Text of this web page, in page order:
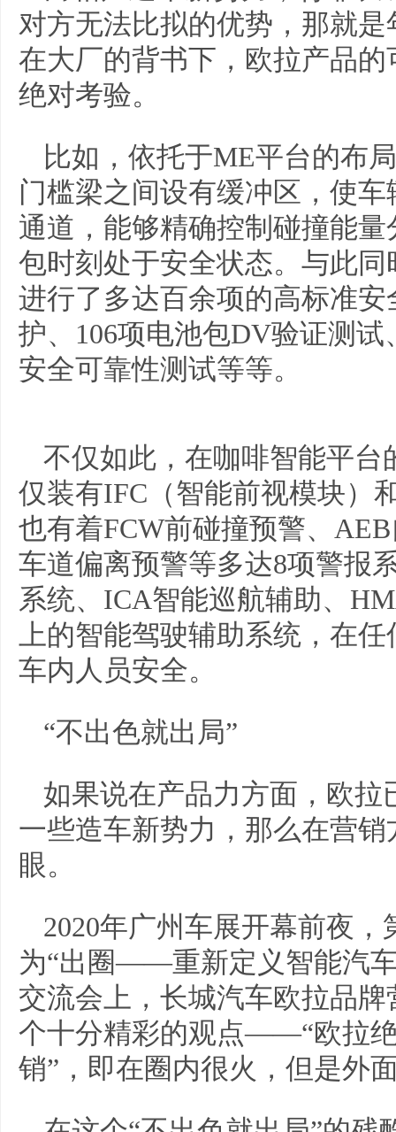
对方无法比拟的优势，那就
在大厂的背书下，欧拉产品
绝对考验。
比如，依托于ME平台的布
门槛梁之间设有缓冲区，使
通道，能够精确控制碰撞能
包时刻处于安全状态。与此
进行了多达百余项的高标准
护、106项电池包DV验证测
安全可靠性测试等等。
不仅如此，在咖啡智能平
仅装有IFC（智能前视模块）
也有着FCW前碰撞预警、
车道偏离预警等多达8项警报
系统、ICA智能巡航辅助、
上的智能驾驶辅助系统，在
车内人员安全。
“不出色就出局”
如果说在产品力方面，欧
一些造车新势力，那么在营
眼。
2020年广州车展开幕前夜
为“出圈——重新定义智能汽
交流会上，长城汽车欧拉品
个十分精彩的观点——“欧拉绝
销”，即在圈内很火，但是外